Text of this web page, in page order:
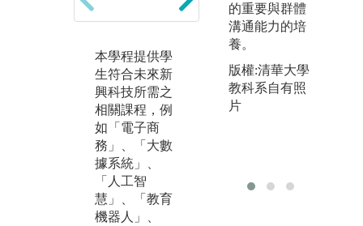
本學程提供學
生符合未來新
興科技所需之
相關課程，例
如「電子商
務」、「大數
據系統」、
「人工智
慧」、「教育
機器人」、
教室」、「眼
動實驗室」、
「腦波實驗
「資訊素養與
的重要與群體
溝通能力的培
養。
版權:清華大學
教科系自有照
片